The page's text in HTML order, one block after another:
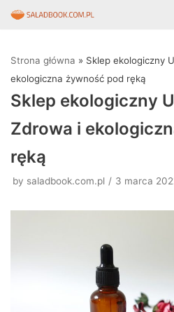
do
treści
Strona główna » Sklep ekologiczny
ekologiczna żywność pod ręką
Sklep ekologiczny
Zdrowa i
ręką
by saladbook.com.pl 3 marca